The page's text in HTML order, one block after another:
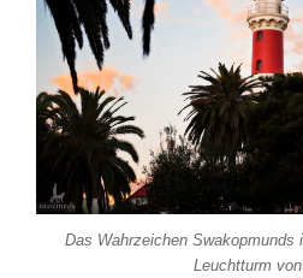
Das Wahrzeichen Swakopmunds
Leuchtturm von